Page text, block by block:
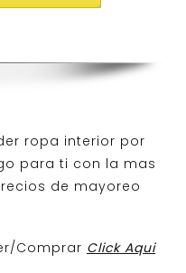
ropa interior por
para ti con la mas
de mayoreo
Comprar Click Aqui